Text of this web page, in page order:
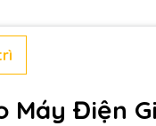
Máy Điện